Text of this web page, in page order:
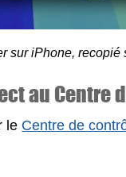
sur iPhone, recopié
au Centre
le Centre de